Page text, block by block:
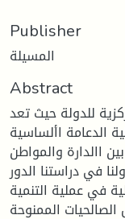
Publisher
المسيلة
Abstract
للدولة حيث تعد
الدعامة األساسية
االدارة والمواطن
في دراستنا الدور
في عملية التنمية
الصالحيات الممنوحة